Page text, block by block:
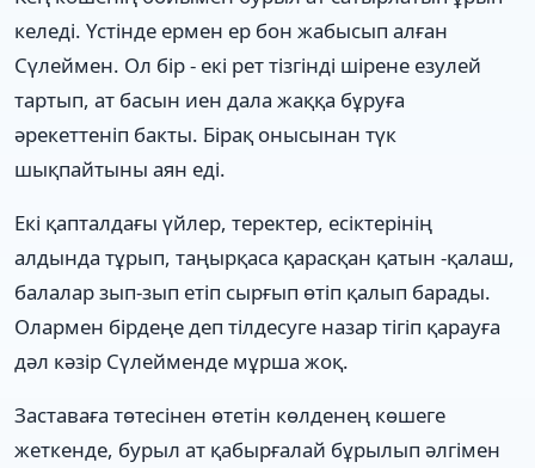
келеді. Үстінде ермен ер бон жабысып алған
Сүлеймен. Ол бір - екі рет тізгінді шірене езулей
тартып, ат басын иен дала жаққа бұруға
әрекеттеніп бакты. Бірақ онысынан түк
шықпайтыны аян еді.
Екі қапталдағы үйлер, теректер, есіктерінің
алдында тұрып, таңырқаса қарасқан қатын -қалаш,
балалар зып-зып етіп сырғып өтіп қалып барады.
Олармен бірдеңе деп тілдесуге назар тігіп қарауға
дәл кәзір Сүлейменде мұрша жоқ.
Заставаға төтесінен өтетін көлденең көшеге
жеткенде, бурыл ат қабырғалай бұрылып әлгімен